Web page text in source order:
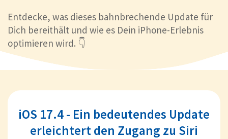
Entdecke, was dieses bahnbrechende Update für
Dich bereithält und wie es Dein iPhone-Erlebnis
optimieren wird. 👇
iOS 17.4 - Ein bedeutendes Update
erleichtert den Zugang zu Siri